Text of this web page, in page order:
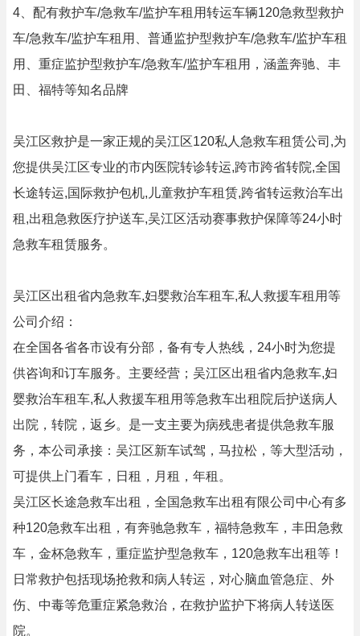
4、配有救护车/急救车/监护车租用转运车辆120急救型救护
车/急救车/监护车租用、普通监护型救护车/急救车/监护车租
用、重症监护型救护车/急救车/监护车租用，涵盖奔驰、丰
田、福特等知名品牌
吴江区救护是一家正规的吴江区120私人急救车租赁公司,为
您提供吴江区专业的市内医院转诊转运,跨市跨省转院,全国
长途转运,国际救护包机,儿童救护车租赁,跨省转运救治车出
租,出租急救医疗护送车,吴江区活动赛事救护保障等24小时
急救车租赁服务。
吴江区出租省内急救车,妇婴救治车租车,私人救援车租用等
公司介绍：
在全国各省各市设有分部，备有专人热线，24小时为您提
供咨询和订车服务。主要经营；吴江区出租省内急救车,妇
婴救治车租车,私人救援车租用等急救车出租院后护送病人
出院，转院，返乡。是一支主要为病残患者提供急救车服
务，本公司承接：吴江区新车试驾，马拉松，等大型活动，
可提供上门看车，日租，月租，年租。
吴江区长途急救车出租，全国急救车出租有限公司中心有多
种120急救车出租，有奔驰急救车，福特急救车，丰田急救
车，金杯急救车，重症监护型急救车，120急救车出租等！
日常救护包括现场抢救和病人转运，对心脑血管急症、外
伤、中毒等危重症紧急救治，在救护监护下将病人转送医
院。